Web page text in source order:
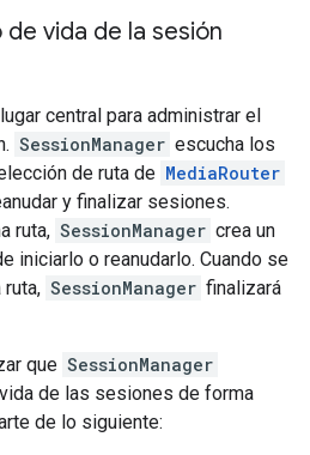
vida de la sesión
central para administrar el
SessionManager escucha los
de ruta de MediaRouter
y finalizar sesiones.
ruta, SessionManager crea un
iniciarlo o reanudarlo. Cuando se
SessionManager finalizará
que SessionManager
de las sesiones de forma
de lo siguiente: